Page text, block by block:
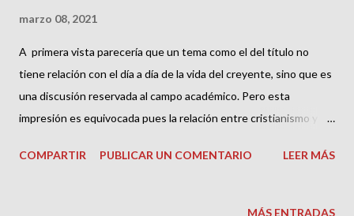
marzo 08, 2021
A primera vista parecería que un tema como el del título no
tiene relación con el día a día de la vida del creyente, sino que es
una discusión reservada al campo académico. Pero esta
impresión es equivocada pues la relación entre cristianismo y
práctica cristiana como, por ejemplo, establecer si el baile, la
tecnológicos ─todos ellos productos culturales─ están
COMPARTIR PUBLICAR UN COMENTARIO LEER MÁS
MÁS ENTRADAS